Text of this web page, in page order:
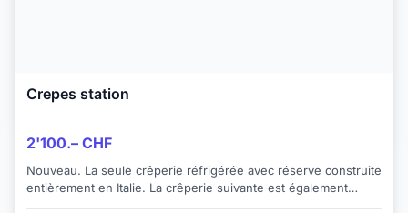
Crepes station
2'100.– CHF
Nouveau. La seule crêperie réfrigérée avec réserve construite
entièrement en Italie. La crêperie suivante est également